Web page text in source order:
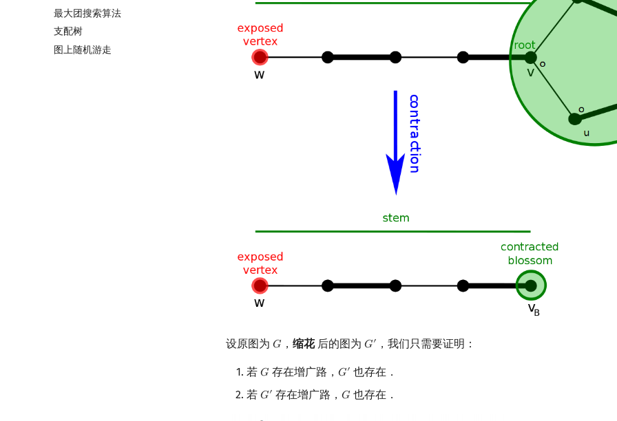
最大团搜索算法
支配树
图上随机游走
设原图为 𝐺
G ， 缩花后的图为 𝐺′
G′ ，我们只需要证明：
若 𝐺
G 存在增广路， 𝐺′
G′ 也存在．
若 𝐺′
G′ 存在增广路，𝐺
G 也存在．